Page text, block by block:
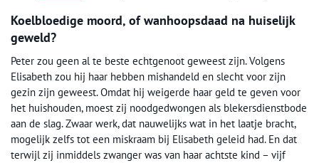
Koelbloedige moord, of wanhoopsdaad na huiselijk
geweld?
Peter zou geen al te beste echtgenoot geweest zijn. Volgens
Elisabeth zou hij haar hebben mishandeld en slecht voor zijn
gezin zijn geweest. Omdat hij weigerde haar geld te geven voor
het huishouden, moest zij noodgedwongen als blekersdienstbode
aan de slag. Zwaar werk, dat nauwelijks wat in het laatje bracht,
mogelijk zelfs tot een miskraam bij Elisabeth geleid had. En dat
terwijl zij inmiddels zwanger was van haar achtste kind – vijf